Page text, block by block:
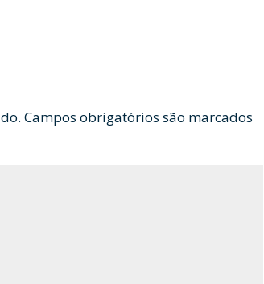
Campos obrigatórios são marcados